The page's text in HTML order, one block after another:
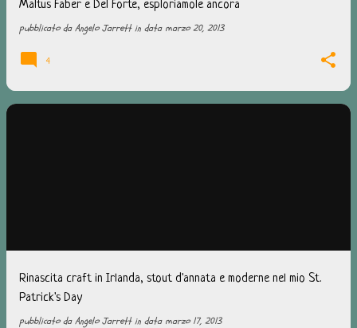
Maltus Faber e Del Forte, esploriamole ancora
pubblicato daAngelo Jarrett in data marzo 20, 2013
4
Rinascita craft in Irlanda, stout d'annata e moderne nel mio St.
Patrick's Day
pubblicato daAngelo Jarrett in data marzo 17, 2013